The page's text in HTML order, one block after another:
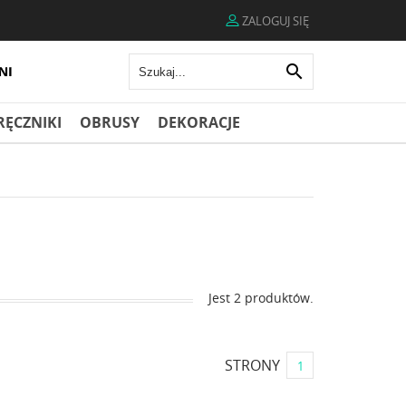
ZALOGUJ SIĘ

OBRUSY DEKORACJE
Jest 2 produktów.
STRONY 1